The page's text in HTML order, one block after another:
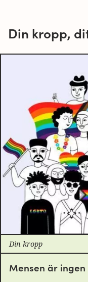
Din kropp,
Din kropp
Mensen är